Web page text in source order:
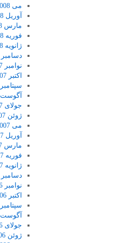
می 2008
آوریل 2008
مارس 2008
فوریه 2008
ژانویه 2008
دسامبر 2007
نوامبر 2007
اکتبر 2007
سپتامبر 2007
آگوست 2007
جولای 2007
ژوئن 2007
می 2007
آوریل 2007
مارس 2007
فوریه 2007
ژانویه 2007
دسامبر 2006
نوامبر 2006
اکتبر 2006
سپتامبر 2006
آگوست 2006
جولای 2006
ژوئن 2006